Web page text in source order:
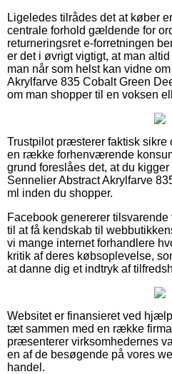
Ligeledes tilrådes det at køber
centrale forhold gældende for
returneringsret e-forretningen
er det i øvrigt vigtigt, at man
man når som helst kan vidne
Akrylfarve 835 Cobalt Green
om man shopper til en voksen
Trustpilot præsterer faktisk sikre
en række forhenværende
grund foreslåes det, at du
Sennelier Abstract Akrylfarve
ml inden du shopper.
Facebook genererer
til at få kendskab til
vi mange internet forhandlere
kritik af deres købsoplevelse,
at danne dig et indtryk af
Websitet er finansieret ved
tæt sammen med en række
præsenterer virksomhedernes
en af de besøgende på vores
handel.